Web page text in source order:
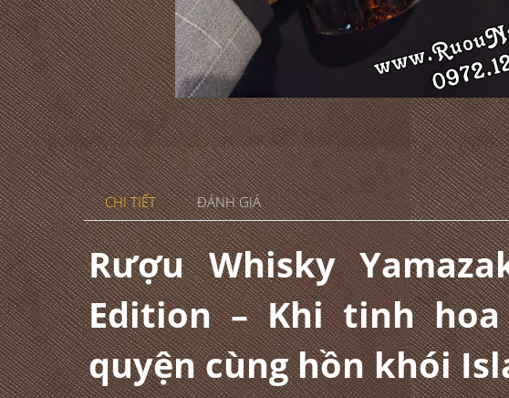
CHI TIẾT ĐÁNH GIÁ
Rượu Whisky
Edition – Khi tinh
quyện cùng hồn khói